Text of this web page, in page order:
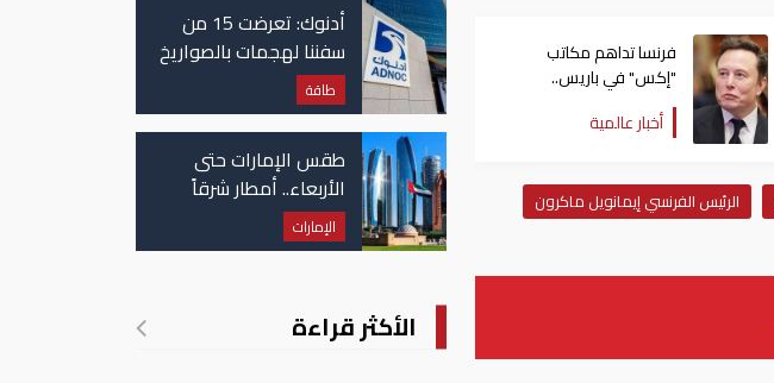
فرنسا تداهم مكاتب
"إكس" في باريس..
والمدعي العام يستدعي
إيلون ماسك
أخبار عالمية
الرئيس الفرنسي إيمانويل ماكرون
أدنوك: تعرضت 15 من
سفننا لهجمات بالصواريخ
والطائرات المسيّرة منذ
بداية النزاع
طاقة
طقس الإمارات حتى
الأربعاء.. أمطار شرقاً
وجنوباً وانخفاض
تدريجي للحرارة
الإمارات
الأكثر قراءة